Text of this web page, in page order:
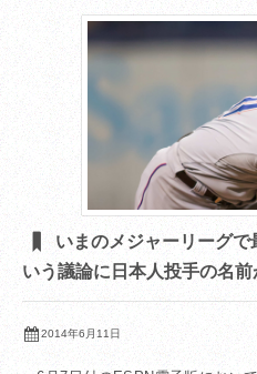
いまのメジャーリーグ
いう議論に日本人投手の名前
2014年6月11日